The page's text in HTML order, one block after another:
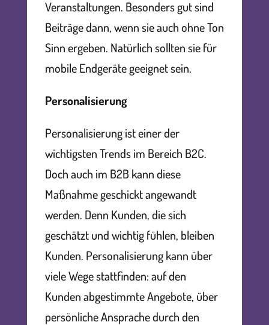
Veranstaltungen. Besonders gut sind
Beiträge dann, wenn sie auch ohne Ton
Sinn ergeben. Natürlich sollten sie für
mobile Endgeräte geeignet sein.
Personalisierung
Personalisierung ist einer der
wichtigsten Trends im Bereich B2C.
Doch auch im B2B kann diese
Maßnahme geschickt angewandt
werden. Denn Kunden, die sich
geschätzt und wichtig fühlen, bleiben
Kunden. Personalisierung kann über
viele Wege stattfinden: auf den
Kunden abgestimmte Angebote, über
persönliche Ansprache durch den